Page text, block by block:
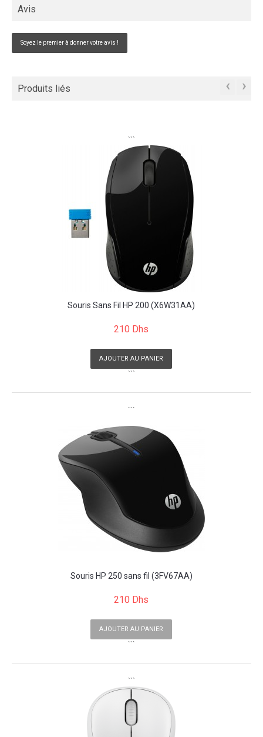
Avis
Soyez le premier à donner votre avis !
Produits liés ‹ ›
```
Souris Sans Fil HP 200 (X6W31AA)
210 Dhs
AJOUTER AU PANIER
```
```
Souris HP 250 sans fil (3FV67AA)
210 Dhs
AJOUTER AU PANIER
```
```